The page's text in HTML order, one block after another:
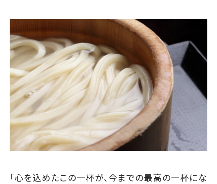
「心を込めたこの一杯が、今までの最高の一杯にな